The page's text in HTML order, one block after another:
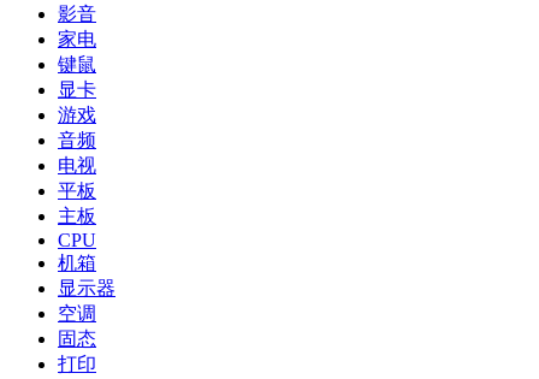
影音
家电
键鼠
显卡
游戏
音频
电视
平板
主板
CPU
机箱
显示器
空调
固态
打印